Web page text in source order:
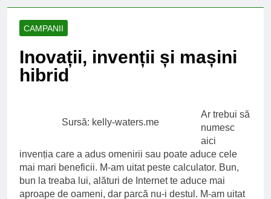
campanie ale lui
Donald Trump
6 Ani Ago
Este posibil sa ne
6 Ani Ago
CAMPANII
Inovații, invenții și mașini
hibrid
Sursă: kelly-waters.me
Ar trebui să
numesc
aici
invenția care a adus omenirii sau poate aduce cele
mai mari beneficii. M-am uitat peste calculator. Bun,
bun la treaba lui, alături de Internet te aduce mai
aproape de oameni, dar parcă nu-i destul. M-am uitat